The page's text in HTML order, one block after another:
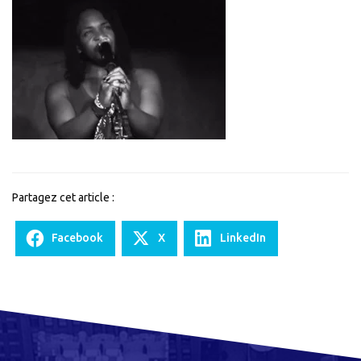
Johnson
Partagez cet article :
Facebook X LinkedIn